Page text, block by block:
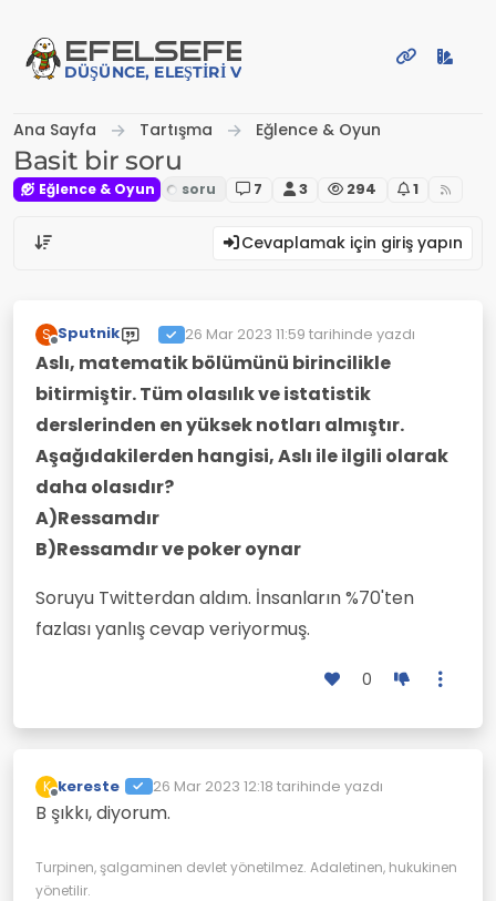
EFELSEFE
DÜŞÜNCE, ELEŞTIRI VE PAYLAŞIM PLATFORMU
Ana Sayfa Tartışma Eğlence & Oyun
Basit bir soru
Eğlence & Oyun 7 3 294 1
Cevaplamak için giriş yapın
S
Çevrimdışı
Sputnik 26 Mar 2023 11:59 tarihinde yazdı
Son düzenleyen:
Aslı, matematik bölümünü birincilikle
bitirmiştir. Tüm olasılık ve istatistik
derslerinden en yüksek notları almıştır.
Aşağıdakilerden hangisi, Aslı ile ilgili olarak
daha olasıdır?
A)Ressamdır
B)Ressamdır ve poker oynar
Soruyu Twitterdan aldım. İnsanların %70'ten
fazlası yanlış cevap veriyormuş.
0
K
Çevrimdışı
kereste 26 Mar 2023 12:18 tarihinde yazdı
Son düzenleyen:
B şıkkı, diyorum.
Turpinen, şalgaminen devlet yönetilmez. Adaletinen, hukukinen
yönetilir.